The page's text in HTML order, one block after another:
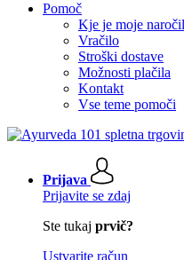
Pomoč
Kje je moje
Vračilo
Stroški dostave
Možnosti plačila
Kontakt
Vse teme pomoči
Prijava
Prijavite se zdaj
Ste tukaj prvič?
Ustvarite račun